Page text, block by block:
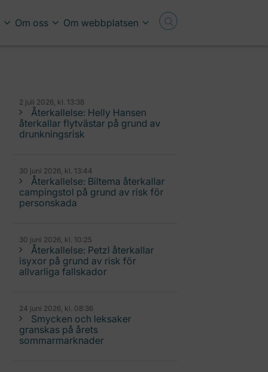
Om oss Om webbplatsen
2 juli 2026, kl. 13:38
Återkallelse: Helly Hansen
återkallar flytvästar på grund av
drunkningsrisk
30 juni 2026, kl. 13:44
Återkallelse: Biltema återkallar
campingstol på grund av risk för
personskada
30 juni 2026, kl. 10:25
Återkallelse: Petzl återkallar
isyxor på grund av risk för
allvarliga fallskador
24 juni 2026, kl. 08:36
Smycken och leksaker
granskas på årets
sommarmarknader